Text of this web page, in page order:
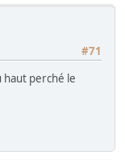
#71
perché le